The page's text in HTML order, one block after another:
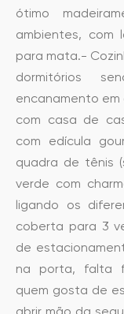
ótimo
ambientes, com
para mata.-
dormitórios
encanamento
com casa de
com edícula
quadra de tênis
verde com
ligando os
coberta para 3
de
na porta, falta
quem gosta de